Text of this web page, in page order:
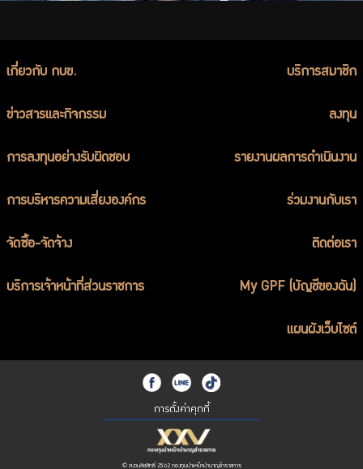
เกี่ยวกับ กบข. บริการสมาชิก
ข่าวสารและกิจกรรม ลงทุน
การลงทุนอย่างรับผิดชอบ รายงานผลการดำเนินงาน
การบริหารความเสี่ยงองค์กร ร่วมงานกับเรา
จัดซื้อ-จัดจ้าง ติดต่อเรา
บริการเจ้าหน้าที่ส่วนราชการ My GPF (บัญชีของฉัน)
แผนผังเว็บไซต์
การตั้งค่าคุกกี้
© สงวนลิขสิทธิ์ 2562 กองทุนบำเหน็จบำนาญข้าราชการ